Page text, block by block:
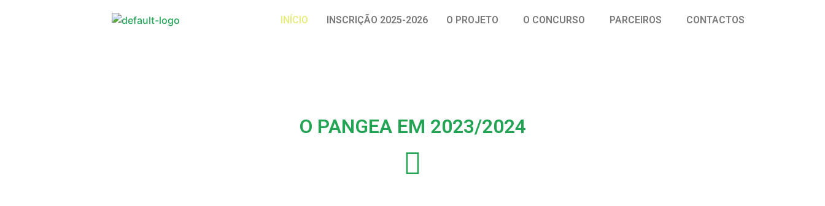
INÍCIO INSCRIÇÃO 2025-2026 O PROJETO O CONCURSO PARCEIROS CONTACTOS
O PANGEA EM 2023/2024